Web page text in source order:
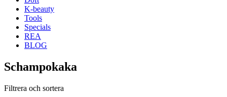
K-beauty
Tools
Specials
REA
BLOG
Schampokaka
Filtrera och sortera